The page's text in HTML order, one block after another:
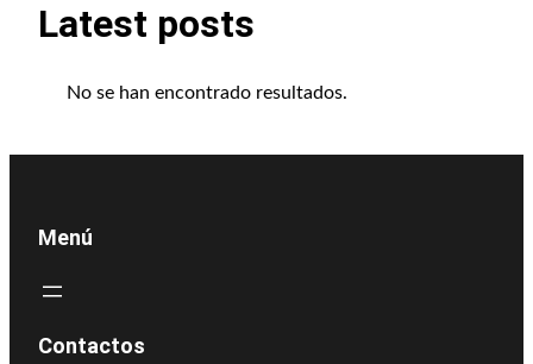
Latest posts
No se han encontrado resultados.
Menú
Contactos